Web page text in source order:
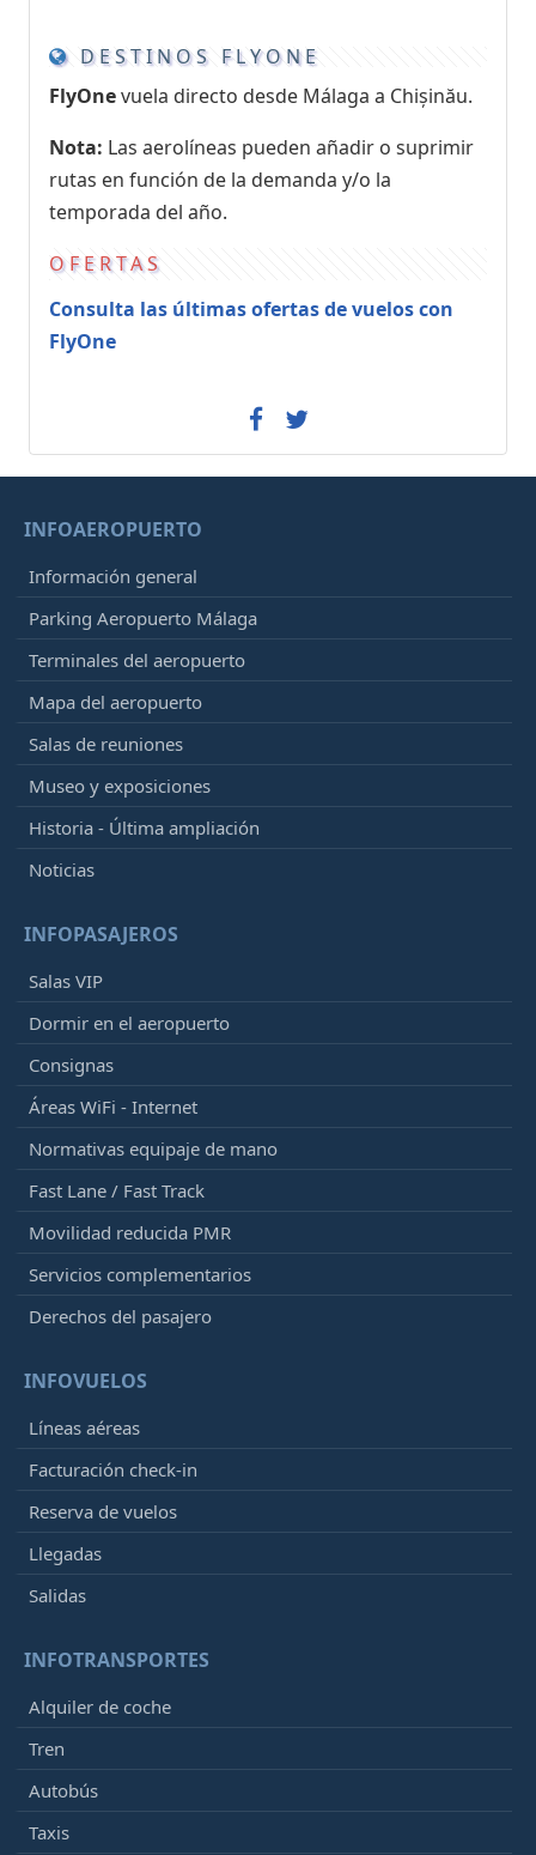
DESTINOS FLYONE
FlyOnevuela directo desde Málaga a Chișinău.
Nota: Las aerolíneas pueden añadir o suprimir
rutas en función de la demanda y/o la
temporada del año.
OFERTAS
Consulta las últimas ofertas de vuelos con
FlyOne
INFOAEROPUERTO
Información general
Parking Aeropuerto Málaga
Terminales del aeropuerto
Mapa del aeropuerto
Salas de reuniones
Museo y exposiciones
Historia - Última ampliación
Noticias
INFOPASAJEROS
Salas VIP
Dormir en el aeropuerto
Consignas
Áreas WiFi - Internet
Normativas equipaje de mano
Fast Lane / Fast Track
Movilidad reducida PMR
Servicios complementarios
Derechos del pasajero
INFOVUELOS
Líneas aéreas
Facturación check-in
Reserva de vuelos
Llegadas
Salidas
INFOTRANSPORTES
Alquiler de coche
Tren
Autobús
Taxis